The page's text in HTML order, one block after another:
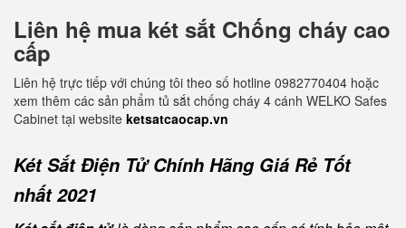
Liên hệ mua két sắt Chống cháy cao
cấp
Liên hệ trực tiếp với chúng tôi theo số hotline 0982770404 hoặc
xem thêm các sản phẩm tủ sắt chống cháy 4 cánh WELKO Safes
Cabinet tại website ketsatcaocap.vn
Két Sắt Điện Tử Chính Hãng Giá Rẻ Tốt
nhất 2021